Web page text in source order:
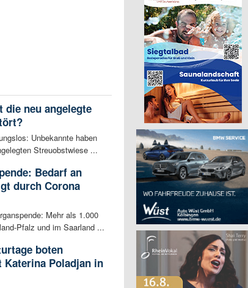
die neu angelegte
Unbekannte haben
Streuobstwiese ...
Bedarf an
durch Corona
Mehr als 1.000
Pfalz und im Saarland ...
boten
Poladjan in